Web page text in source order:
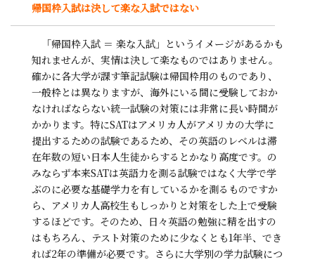
帰国枠入試は決して楽な入試ではない
「帰国枠入試 ＝ 楽な入試」というイメージがあるかも
知れませんが、実情は決して楽なものではありません。
確かに各大学が課す筆記試験は帰国枠用のものであり、
一般枠とは異なりますが、海外にいる間に受験しておか
なければならない統一試験の対策には非常に長い時間が
かかります。特にSATはアメリカ人がアメリカの大学に
提出するための試験であるため、その英語のレベルは滞
在年数の短い日本人生徒からするとかなり高度です。の
みならず本来SATは英語力を測る試験ではなく大学で学
ぶのに必要な基礎学力を有しているかを測るものですか
ら、アメリカ人高校生もしっかりと対策をした上で受験
するほどです。そのため、日々英語の勉強に精を出すの
はもちろん、テスト対策のために少なくとも1年半、でき
れば2年の準備が必要です。さらに大学別の学力試験につ